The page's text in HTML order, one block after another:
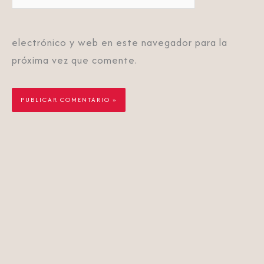
electrónico y web en este navegador para la
próxima vez que comente.